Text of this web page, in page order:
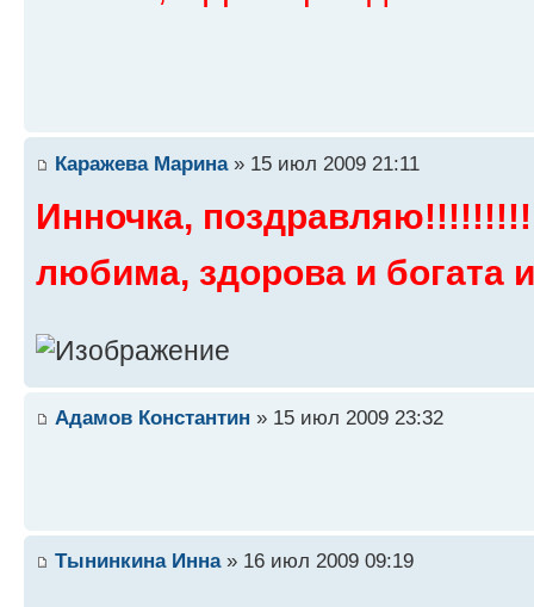
Каражева Марина» 15 июл 2009 21:11
Инночка,
любима, здорова и богата и
Адамов Константин » 15 июл 2009 23:32
Тынинкина Инна» 16 июл 2009 09:19